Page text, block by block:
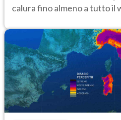
calura fino almeno a tutto il